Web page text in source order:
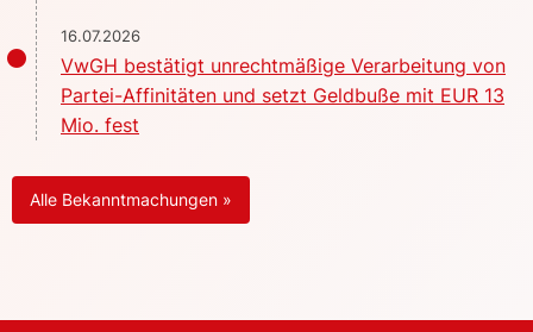
16.07.2026
VwGH bestätigt unrechtmäßige Verarbeitung von
Partei-Affinitäten und setzt Geldbuße mit EUR 13
Mio. fest
Alle Bekanntmachungen »